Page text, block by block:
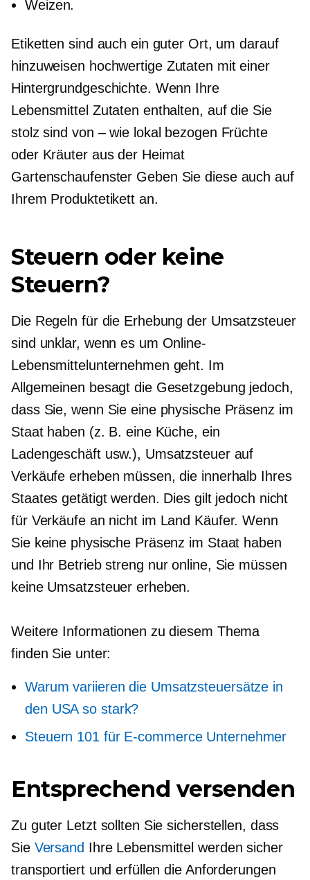
Weizen.
Etiketten sind auch ein guter Ort, um darauf
hinzuweisen hochwertigeZutaten mit einer
Hintergrundgeschichte. Wenn Ihre
Lebensmittel Zutaten enthalten, auf die Sie
stolz sind von – wie lokal bezogen Früchte
oder Kräuter aus der Heimat
Gartenschaufenster Geben Sie diese auch auf
Ihrem Produktetikett an.
Steuern oder keine
Steuern?
Die Regeln für die Erhebung der Umsatzsteuer
sind unklar, wenn es um Online-
Lebensmittelunternehmen geht. Im
Allgemeinen besagt die Gesetzgebung jedoch,
dass Sie, wenn Sie eine physische Präsenz im
Staat haben (z. B. eine Küche, ein
Ladengeschäft usw.), Umsatzsteuer auf
Verkäufe erheben müssen, die innerhalb Ihres
Staates getätigt werden. Dies gilt jedoch nicht
für Verkäufe an nicht im Land Käufer. Wenn
Sie keine physische Präsenz im Staat haben
und Ihr Betrieb streng nur online, Sie müssen
keine Umsatzsteuer erheben.
Weitere Informationen zu diesem Thema
finden Sie unter:
Warum variieren die Umsatzsteuersätze in
den USA so stark?
Steuern 101 für E-commerceUnternehmer
Entsprechend versenden
Zu guter Letzt sollten Sie sicherstellen, dass
Sie Versand Ihre Lebensmittel werden sicher
transportiert und erfüllen die Anforderungen